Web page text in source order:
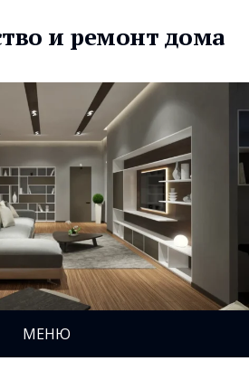
и ремонт дома
МЕНЮ